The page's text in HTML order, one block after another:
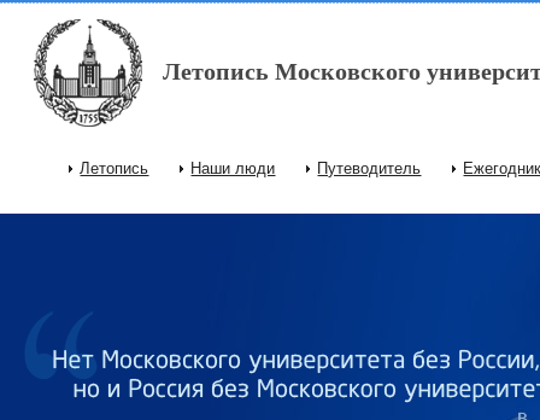
Перейти к основному содержанию
Летопись Московского
Главное меню
Летопись Наши люди Путеводитель